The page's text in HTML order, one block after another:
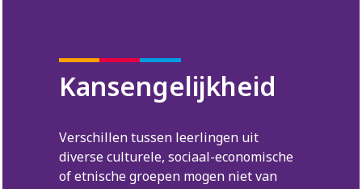
Kansengelijkheid
Verschillen tussen leerlingen uit
diverse culturele, sociaal-economische
of etnische groepen mogen niet van